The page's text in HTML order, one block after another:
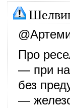
@
Про
— при
без
—